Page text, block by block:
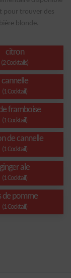
pour trouver des
blonde.
citron
(2 Cocktails)
cannelle
(1 Cocktail)
framboise
(1 Cocktail)
de cannelle
(1 Cocktail)
ginger ale
(1 Cocktail)
de pomme
(1 Cocktail)